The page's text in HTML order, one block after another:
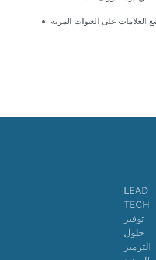
العلامات على العبوات المرنة
LEAD
TECH
توفير
حلول
الترميز